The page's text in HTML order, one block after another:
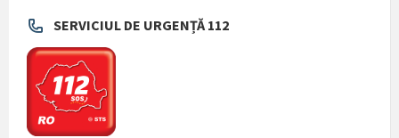
SERVICIUL DE URGENȚĂ 112